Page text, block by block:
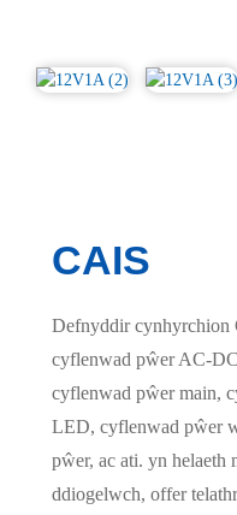
CAIS
Defnyddir cynhyrchion
cyflenwad pŵer AC-
cyflenwad pŵer main,
LED, cyflenwad pŵer
pŵer, ac ati. yn helaeth
ddiogelwch, offer